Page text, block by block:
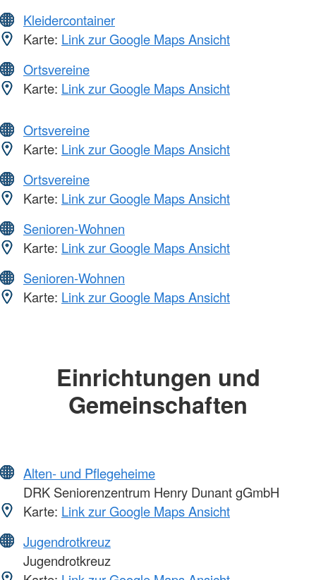
Kleidercontainer
Karte: Link zur Google Maps Ansicht
Ortsvereine
Karte: Link zur Google Maps Ansicht
Ortsvereine
Karte: Link zur Google Maps Ansicht
Ortsvereine
Karte: Link zur Google Maps Ansicht
Senioren-Wohnen
Karte: Link zur Google Maps Ansicht
Senioren-Wohnen
Karte: Link zur Google Maps Ansicht
Einrichtungen und
Gemeinschaften
Alten- und Pflegeheime
DRK Seniorenzentrum Henry Dunant gGmbH
Karte: Link zur Google Maps Ansicht
Jugendrotkreuz
Jugendrotkreuz